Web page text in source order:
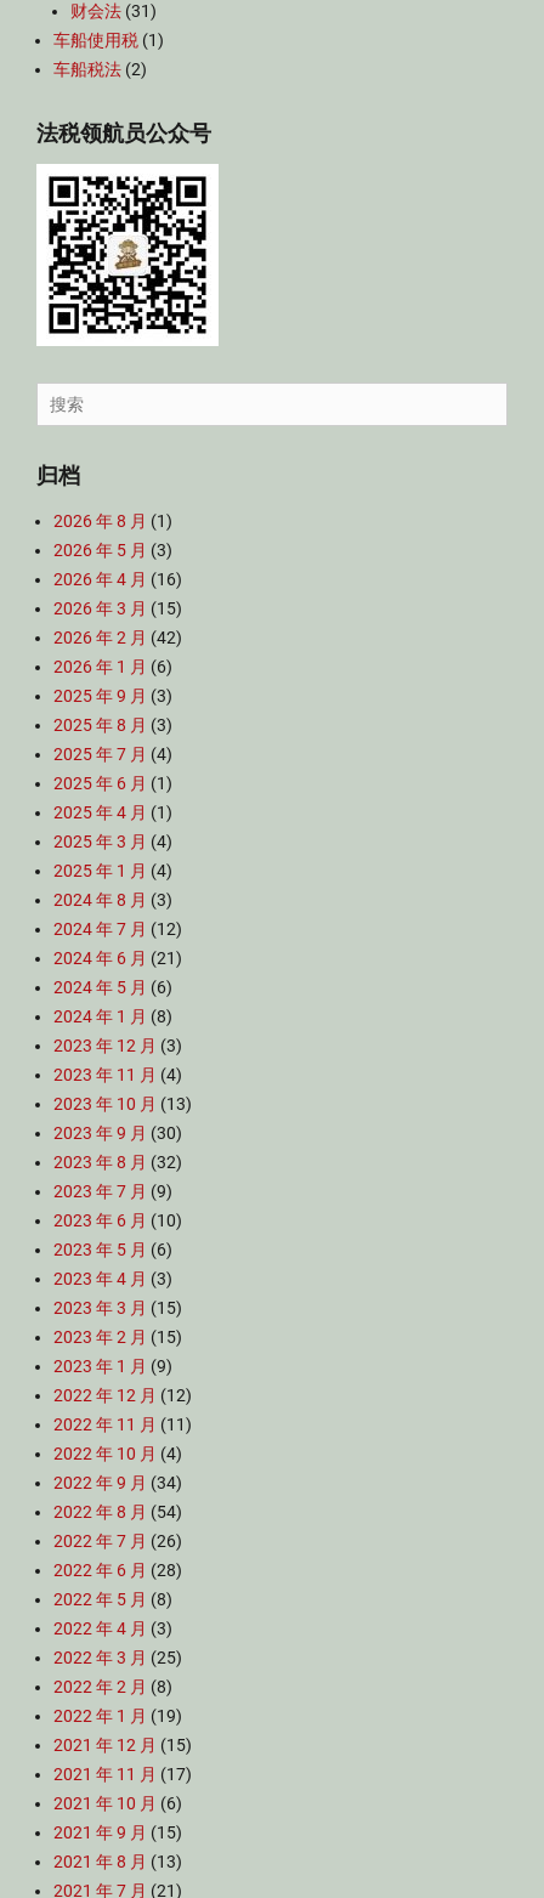
财会法 (31)
车船使用税 (1)
车船税法 (2)
法税领航员公众号
Search
for:
归档
2026 年 8 月 (1)
2026 年 5 月 (3)
2026 年 4 月 (16)
2026 年 3 月 (15)
2026 年 2 月 (42)
2026 年 1 月 (6)
2025 年 9 月 (3)
2025 年 8 月 (3)
2025 年 7 月 (4)
2025 年 6 月 (1)
2025 年 4 月 (1)
2025 年 3 月 (4)
2025 年 1 月 (4)
2024 年 8 月 (3)
2024 年 7 月 (12)
2024 年 6 月 (21)
2024 年 5 月 (6)
2024 年 1 月 (8)
2023 年 12 月 (3)
2023 年 11 月 (4)
2023 年 10 月 (13)
2023 年 9 月 (30)
2023 年 8 月 (32)
2023 年 7 月 (9)
2023 年 6 月 (10)
2023 年 5 月 (6)
2023 年 4 月 (3)
2023 年 3 月 (15)
2023 年 2 月 (15)
2023 年 1 月 (9)
2022 年 12 月 (12)
2022 年 11 月 (11)
2022 年 10 月 (4)
2022 年 9 月 (34)
2022 年 8 月 (54)
2022 年 7 月 (26)
2022 年 6 月 (28)
2022 年 5 月 (8)
2022 年 4 月 (3)
2022 年 3 月 (25)
2022 年 2 月 (8)
2022 年 1 月 (19)
2021 年 12 月 (15)
2021 年 11 月 (17)
2021 年 10 月 (6)
2021 年 9 月 (15)
2021 年 8 月 (13)
2021 年 7 月 (21)